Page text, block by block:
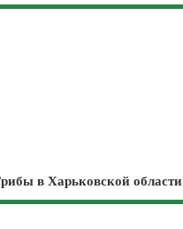
в Харьковской области